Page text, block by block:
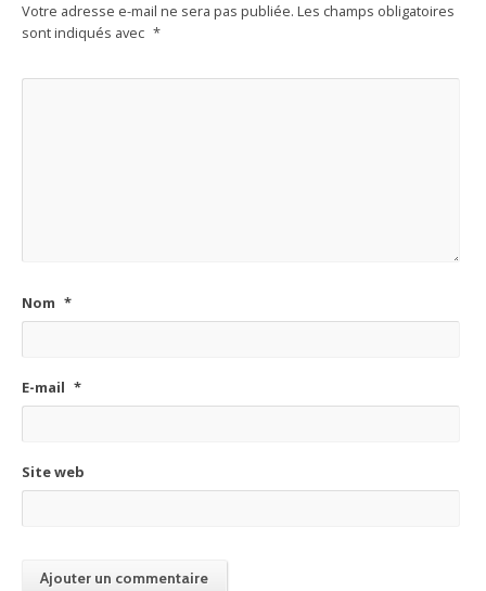
Votre adresse e-mail ne sera pas publiée. Les champs obligatoires
sont indiqués avec *
Nom *
E-mail *
Site web